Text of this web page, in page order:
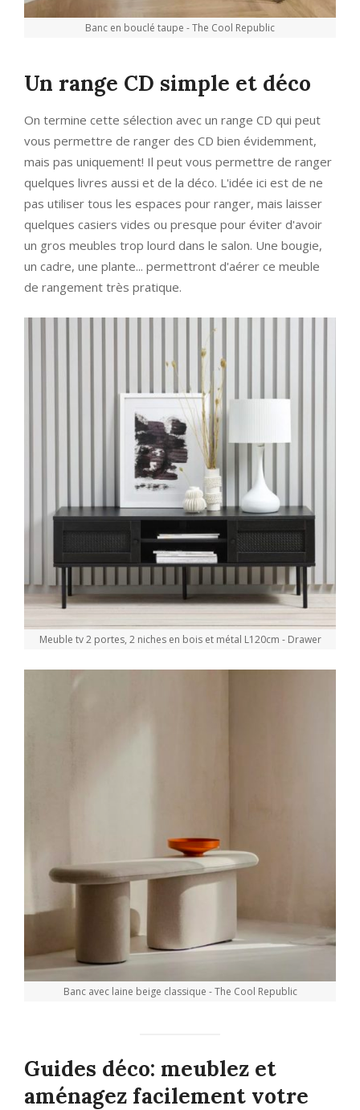
Banc en bouclé taupe - The Cool Republic
Un range CD simple et déco
On termine cette sélection avec un range CD qui peut
vous permettre de ranger des CD bien évidemment,
mais pas uniquement! Il peut vous permettre de ranger
quelques livres aussi et de la déco. L'idée ici est de ne
pas utiliser tous les espaces pour ranger, mais laisser
quelques casiers vides ou presque pour éviter d'avoir
un gros meubles trop lourd dans le salon. Une bougie,
un cadre, une plante... permettront d'aérer ce meuble
de rangement très pratique.
Meuble tv 2 portes, 2 niches en bois et métal L120cm - Drawer
Banc avec laine beige classique - The Cool Republic
Guides déco: meublez et
aménagez facilement votre